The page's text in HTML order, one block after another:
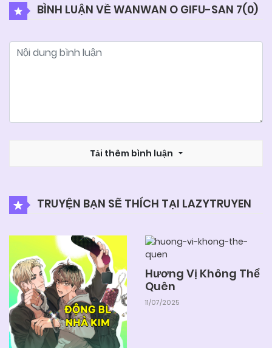
BÌNH LUẬN VỀ WANWAN O GIFU-SAN 7(0)
Tải thêm bình luận
TRUYỆN BẠN SẼ THÍCH TẠI LAZYTRUYEN
Hương Vị Không Thể
Quên
11/07/2025